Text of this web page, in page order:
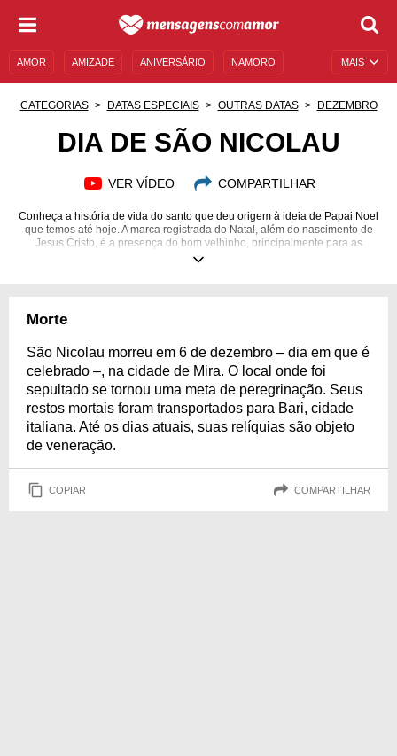
MAIS
AMOR AMIZADE ANIVERSÁRIO NAMORO
AUTOAJUDA
CATEGORIAS DATAS ESPECIAIS OUTRAS DATAS DEZEMBRO
DIA DE SÃO NICOLAU
VER VÍDEO COMPARTILHAR
Conheça a história de vida do santo que deu origem à ideia de Papai Noel
que temos até hoje. A marca registrada do Natal, além do nascimento de
Jesus Cristo, é a presença do bom velhinho, principalmente para as
crianças que acreditam na sua passagem para deixar os presentes.
Morte
São Nicolau morreu em 6 de dezembro – dia em que é
celebrado –, na cidade de Mira. O local onde foi
sepultado se tornou uma meta de peregrinação. Seus
restos mortais foram transportados para Bari, cidade
italiana. Até os dias atuais, suas relíquias são objeto
de veneração.
COPIAR COMPARTILHAR